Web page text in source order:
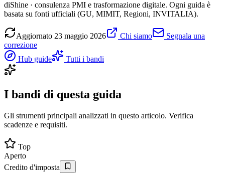
diShine · consulenza PMI e trasformazione digitale. Ogni guida è
basata su fonti ufficiali (GU, MIMIT, Regioni, INVITALIA).
Aggiornato 23 maggio 2026 Chi siamo
Segnala una
correzione
Hub guide
Tutti i bandi
I bandi di questa guida
Gli strumenti principali analizzati in questo articolo. Verifica
scadenze e requisiti.
Top
Aperto
Credito d'imposta